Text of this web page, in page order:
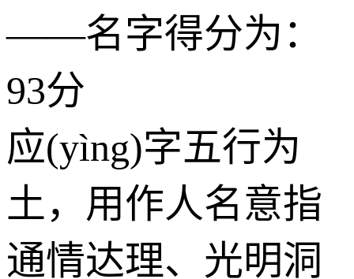
——名字得分为：
93分
应(yìng)字五行为
土，用作人名意指
通情达理、光明洞